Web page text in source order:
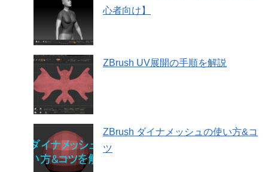
心者向け】
ZBrush UV展開の手順を解説
ZBrush ダイナメッシュの使い方&コ
ツ